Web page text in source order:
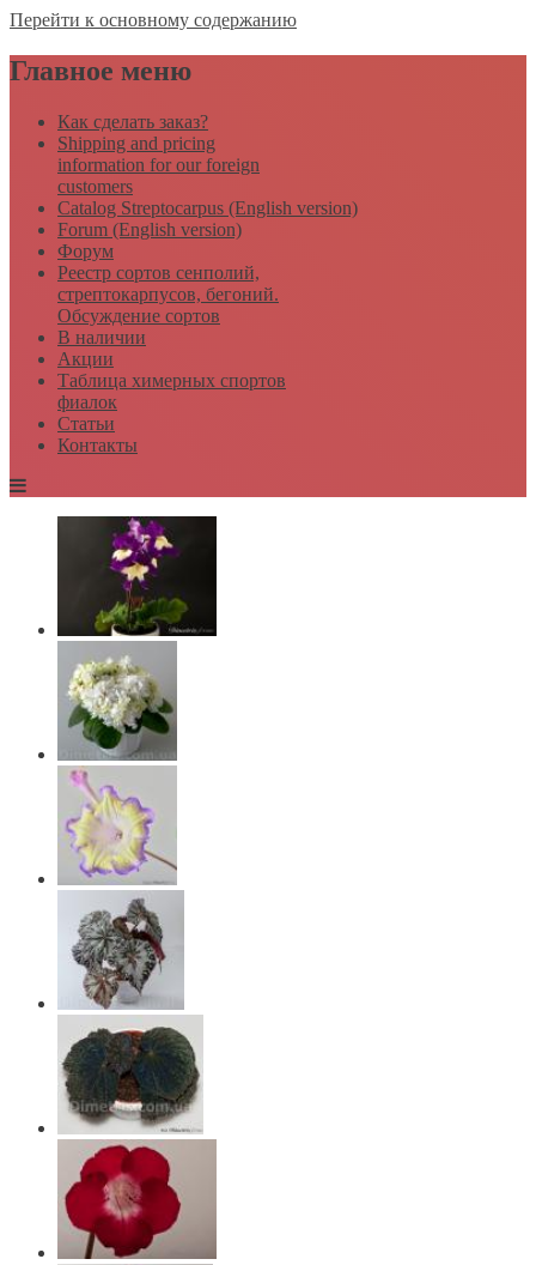
Перейти к основному содержанию
Главное меню
Как сделать заказ?
Shipping and pricing
information for our foreign
customers
Catalog Streptocarpus (English version)
Forum (English version)
Форум
Реестр сортов сенполий,
стрептокарпусов, бегоний.
Обсуждение сортов
В наличии
Акции
Таблица химерных спортов
фиалок
Статьи
Контакты